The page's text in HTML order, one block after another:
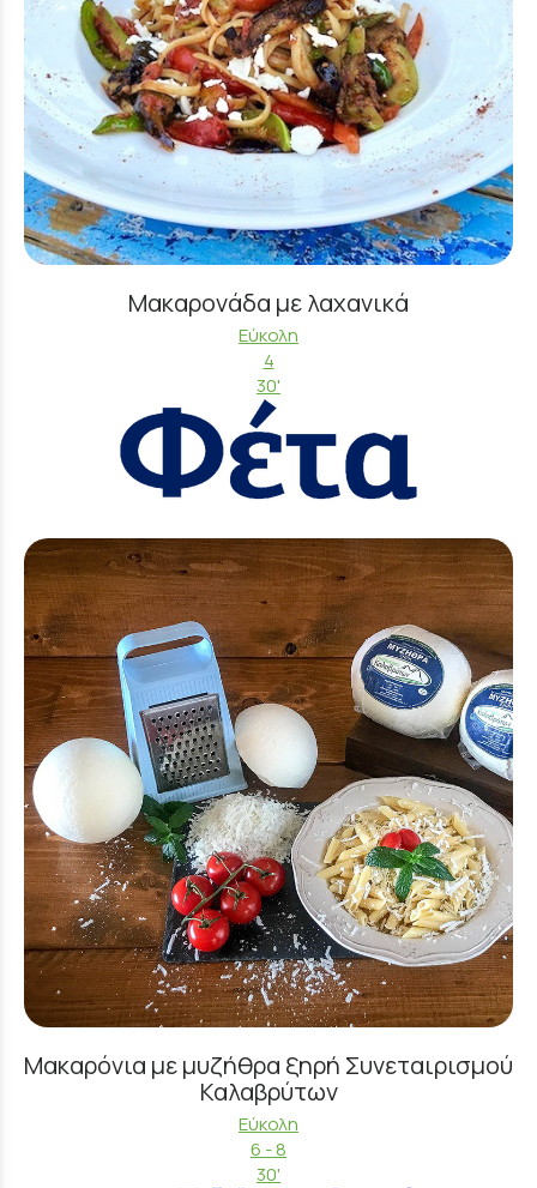
Μακαρονάδα με λαχανικά
Εύκολη
4
30'
Μακαρόνια με μυζήθρα ξηρή Συνεταιρισμού
Καλαβρύτων
Εύκολη
6 - 8
30'